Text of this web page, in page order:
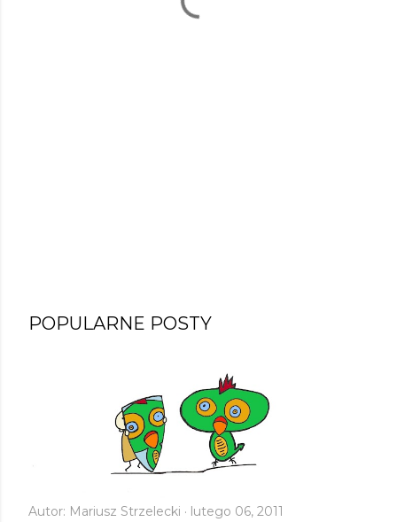
POPULARNE POSTY
Autor: Mariusz Strzelecki lutego 06, 2011